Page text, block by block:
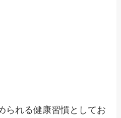
られる健康習慣としてお